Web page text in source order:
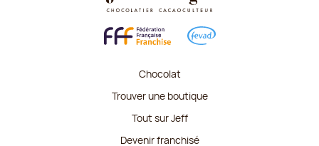
Chocolat
Trouver une boutique
Tout sur Jeff
Devenir franchisé